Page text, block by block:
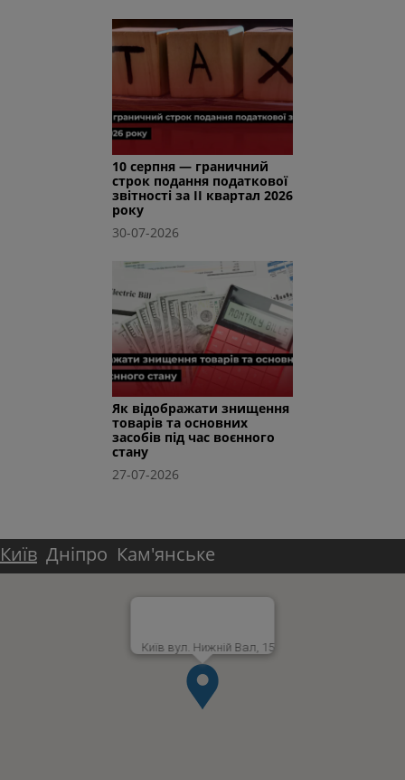
10 серпня — граничний
строк подання податкової
звітності за II квартал 2026
року
30-07-2026
Як відображати знищення
товарів та основних
засобів під час воєнного
стану
27-07-2026
Київ Дніпро Кам'янське
Київ вул. Нижній Вал, 15